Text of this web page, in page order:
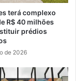
terá complexo
R$ 40 milhões
prédios
de 2026